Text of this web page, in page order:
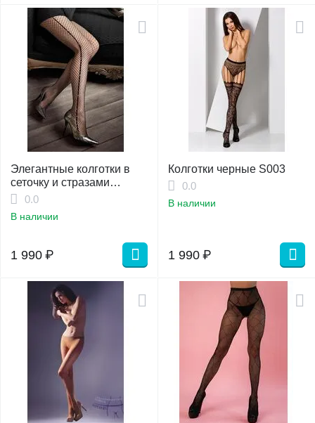
Элегантные колготки в
сеточку и стразами
"Gucci" 3\4
0.0
В наличии
1 990 ₽
Колготки черные S003
0.0
В наличии
1 990 ₽